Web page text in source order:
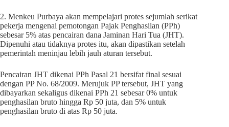
2. Menkeu Purbaya akan mempelajari protes sejumlah serikat
pekerja mengenai pemotongan Pajak Penghasilan (PPh)
sebesar 5% atas pencairan dana Jaminan Hari Tua (JHT).
Dipenuhi atau tidaknya protes itu, akan dipastikan setelah
pemerintah meninjau lebih jauh aturan tersebut.
Pencairan JHT dikenai PPh Pasal 21 bersifat final sesuai
dengan PP No. 68/2009. Merujuk PP tersebut, JHT yang
dibayarkan sekaligus dikenai PPh 21 sebesar 0% untuk
penghasilan bruto hingga Rp 50 juta, dan 5% untuk
penghasilan bruto di atas Rp 50 juta.